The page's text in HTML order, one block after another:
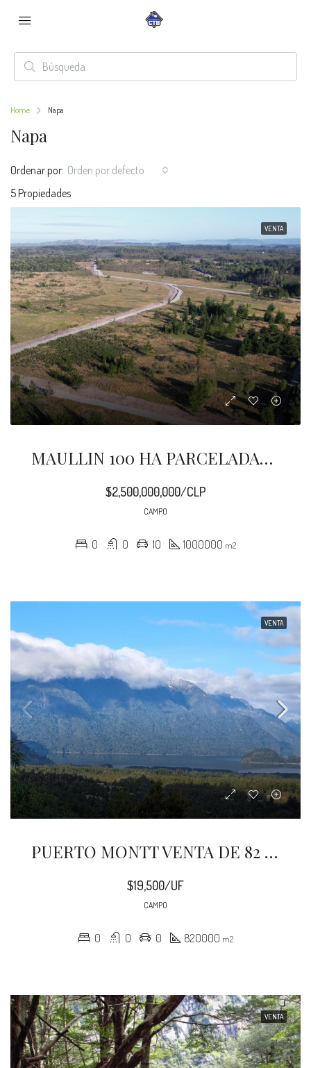
Home Napa
Napa
5 Propiedades
Ordenar por: Orden por defecto
VENTA
MAULLIN 100 HA PARCELADAS CADIQUEN
$2,500,000,000/CLP
CAMPO
0 0 10 1000000 m2
VENTA
PUERTO MONTT VENTA DE 82 HA LAGO CHAPO
$19,500/UF
CAMPO
0 0 0 820000 m2
VENTA